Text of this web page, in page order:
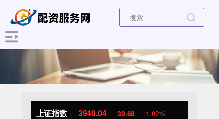
上证指数 3940.04 39.68 1.02%